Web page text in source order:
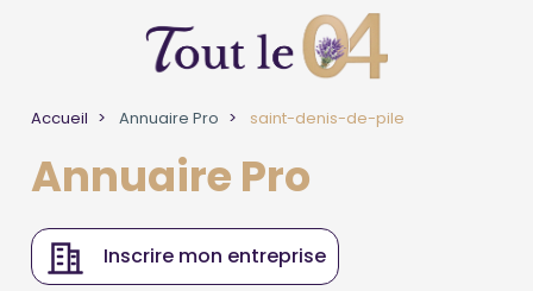
Accueil Annuaire Pro saint-denis-de-pile
Annuaire Pro
Inscrire mon entreprise